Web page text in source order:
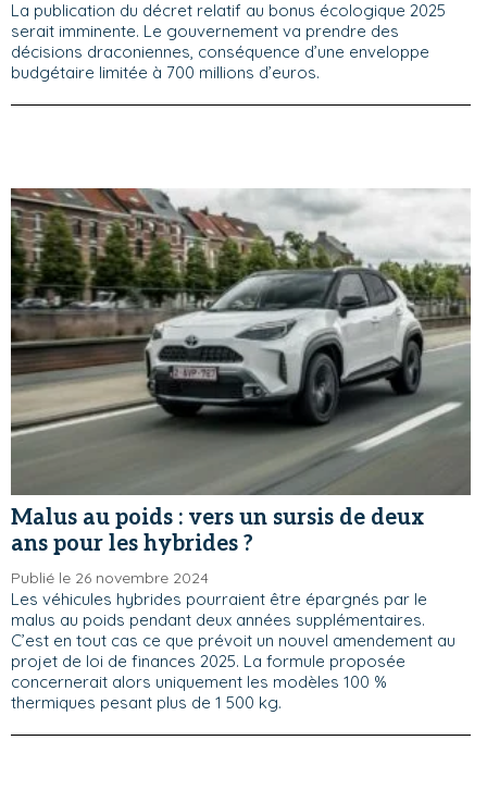
La publication du décret relatif au bonus écologique 2025
serait imminente. Le gouvernement va prendre des
décisions draconiennes, conséquence d’une enveloppe
budgétaire limitée à 700 millions d’euros.
Malus au poids : vers un sursis de deux
ans pour les hybrides ?
Publié le 26 novembre 2024
Les véhicules hybrides pourraient être épargnés par le
malus au poids pendant deux années supplémentaires.
C’est en tout cas ce que prévoit un nouvel amendement au
projet de loi de finances 2025. La formule proposée
concernerait alors uniquement les modèles 100 %
thermiques pesant plus de 1 500 kg.